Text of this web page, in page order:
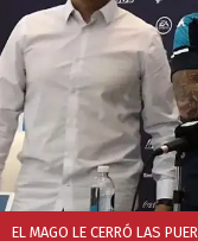
EL MAGO LE CERRÓ LAS